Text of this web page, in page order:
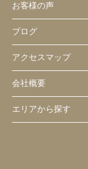
お客様の声
ブログ
アクセスマップ
会社概要
エリアから探す